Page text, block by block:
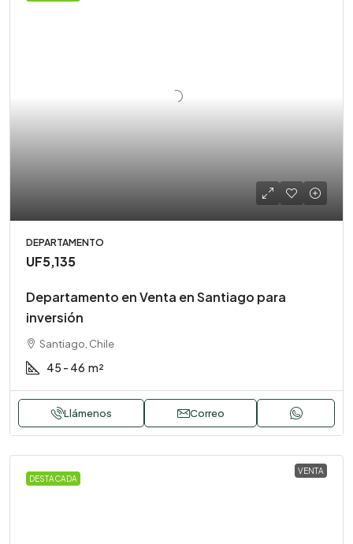
DEPARTAMENTO
UF5,135
Departamento en Venta en Santiago para
inversión
Santiago, Chile
45 - 46 m²
Llámenos Correo
DESTACADA
VENTA